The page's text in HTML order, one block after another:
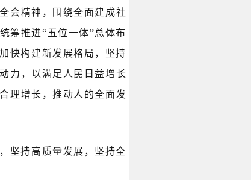
会精神，围绕全面建成社
筹推进“五位一体”总体布
快构建新发展格局，坚持
力，以满足人民日益增长
理增长，推动人的全面发
坚持高质量发展，坚持全